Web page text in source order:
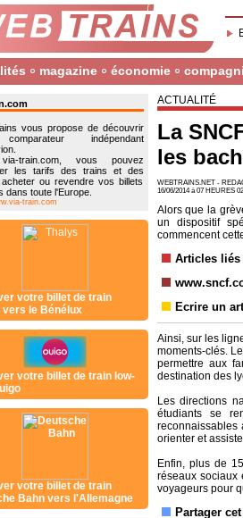
magazine économie
vous propose de découvrir
indépendant
train.com, vous pouvez
les tarifs des trains et des
ou revendre vos billets
dans toute l'Europe.
train.com
votre billet de train
vers le Bénélux
votre billet de train low-
votre billet de train
Bahn vers l'Allemagne
ACTUALITÉ
La
les
WEBTRAINS.NET -
16/06/2014 à 07 HEURES 02
Alors que la
un dispositif
commencent
Articles liés
Ecrire un
Ainsi, sur les
moments-clés.
permettre aux
destination des
Les directions
étudiants se
reconnaissables
orienter et
Enfin, plus de
réseaux sociaux
voyageurs pour
Partager